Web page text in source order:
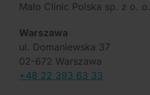
Malo Clinic Polska sp. z o. o.
Warszawa
ul. Domaniewska 37
02-672 Warszawa
+48 22 393 63 33